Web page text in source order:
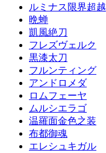
ルミナス限界超越
晩蝉
凱風絶刀
フレズヴェルク
黒漆太刀
フルンティング
アンドロメダ
ロムフェーヤ
ムルシエラゴ
温羅面金色之装
布都御魂
エレシュキガル